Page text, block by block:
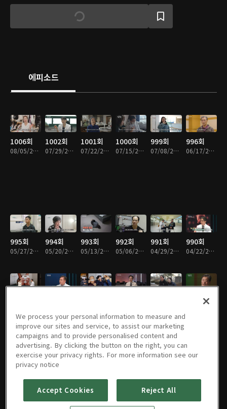
진입하고 있는 한국, 21세기 한국인의 키워드는 무엇인가? 얼마나 오래
살 것인가보다는 얼마나 건강하게 오래 살 것인가이다. 은 먹고, 자고, 활
동하는 우리 삶에 대한 총체적인 접근을 통해 ‘건강지수’와 ‘행복지수’를
에피소드
1006회
08/05/2026 • 48분
1002회
07/29/2026 • 49분
1001회
07/22/2026 • 49분
1000회
07/15/2026 • 49분
999회
07/08/2026 • 49분
996회
06/17/2026 • 49분
995회
05/27/2026 • 49분
994회
05/20/2026 • 49분
993회
05/13/2026 • 49분
992회
05/06/2026 • 49분
991회
04/29/2026 • 49분
990회
04/22/2026 • 48분
982회
981회
02/05/2026 • 49분
980회 979회 978회 977회 976회
We process your personal information to measure and
improve our sites and service, to assist our marketing
campaigns and to provide personalised content and
advertising. By clicking the button on the right, you can
exercise your privacy rights. For more information see our
privacy notice
Accept Cookies Reject All